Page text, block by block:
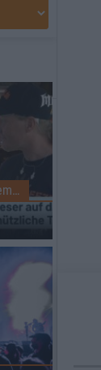
Backstage | Rettungsdienst auf dem Summer Breeze